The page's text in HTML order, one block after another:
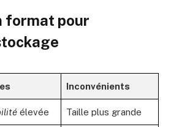
format pour
Inconvénients
élevée Taille plus grande